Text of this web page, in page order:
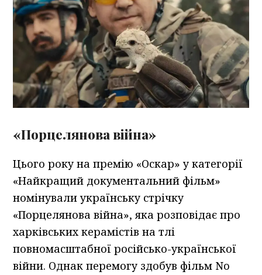
«Порцелянова війна»
Цього року на премію «Оскар» у категорії
«Найкращий документальний фільм»
номінували українську стрічку
«Порцелянова війна», яка розповідає про
харківських керамістів на тлі
повномасштабної російсько-української
війни. Однак перемогу здобув фільм No